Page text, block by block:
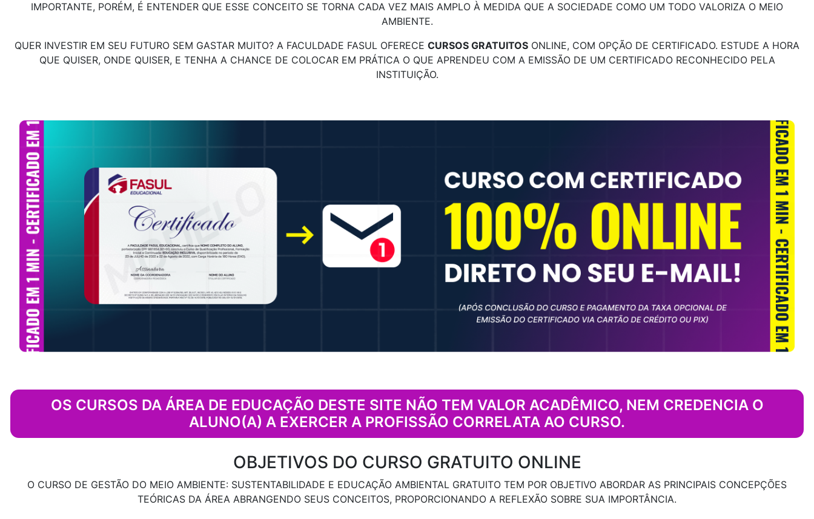
IMPORTANTE, PORÉM, É ENTENDER QUE ESSE CONCEITO SE TORNA CADA VEZ MAIS AMPLO À MEDIDA QUE A SOCIEDADE COMO UM TODO VALORIZA O MEIO
AMBIENTE.
QUER INVESTIR EM SEU FUTURO SEM GASTAR MUITO? A FACULDADE FASUL OFERECE CURSOS GRATUITOS ONLINE, COM OPÇÃO DE CERTIFICADO. ESTUDE A HORA
QUE QUISER, ONDE QUISER, E TENHA A CHANCE DE COLOCAR EM PRÁTICA O QUE APRENDEU COM A EMISSÃO DE UM CERTIFICADO RECONHECIDO PELA
INSTITUIÇÃO.
OS CURSOS DA ÁREA DE EDUCAÇÃO DESTE SITE NÃO TEM VALOR ACADÊMICO, NEM CREDENCIA O
ALUNO(A) A EXERCER A PROFISSÃO CORRELATA AO CURSO.
OBJETIVOS DO CURSO GRATUITO ONLINE
O CURSO DE GESTÃO DO MEIO AMBIENTE: SUSTENTABILIDADE E EDUCAÇÃO AMBIENTAL GRATUITO TEM POR OBJETIVO ABORDAR AS PRINCIPAIS CONCEPÇÕES
TEÓRICAS DA ÁREA ABRANGENDO SEUS CONCEITOS, PROPORCIONANDO A REFLEXÃO SOBRE SUA IMPORTÂNCIA.